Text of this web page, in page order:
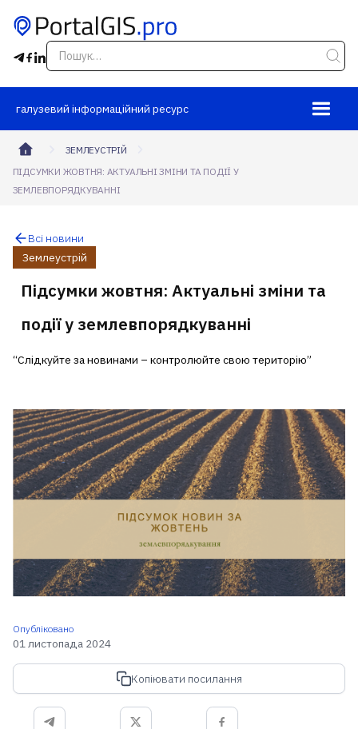
галузевий інформаційний ресурс
ЗЕМЛЕУСТРІЙ
ПІДСУМКИ ЖОВТНЯ: АКТУАЛЬНІ ЗМІНИ ТА ПОДІЇ У
ЗЕМЛЕВПОРЯДКУВАННІ
Всі новини
Землеустрій
Підсумки жовтня: Актуальні зміни та
події у землевпорядкуванні
“Слідкуйте за новинами – контролюйте свою територію”
Опубліковано
01 листопада 2024
Копіювати посилання